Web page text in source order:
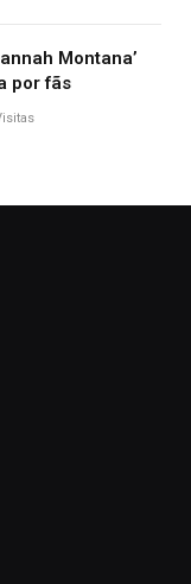
Montana’
por fãs